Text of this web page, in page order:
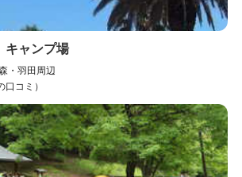
ャンプ場
羽田周辺
コミ）